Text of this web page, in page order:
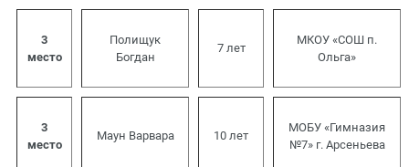
3
место
Полищук
Богдан
7 лет
МКОУ «СОШ п.
Ольга»
3
место
Маун Варвара 10 лет
МОБУ «Гимназия
№7» г. Арсеньева